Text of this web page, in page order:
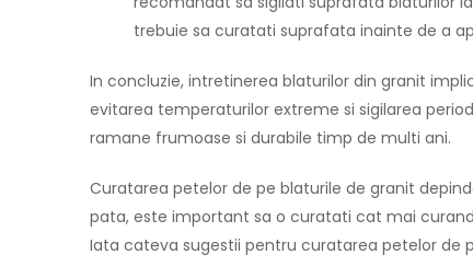
trebuie sa curatati suprafata inainte de a
In concluzie, intretinerea blaturilor din granit
evitarea temperaturilor extreme si sigilarea
ramane frumoase si durabile timp de multi ani.
Curatarea petelor de pe blaturile de granit
pata, este important sa o curatati cat mai
Iata cateva sugestii pentru curatarea petelor de